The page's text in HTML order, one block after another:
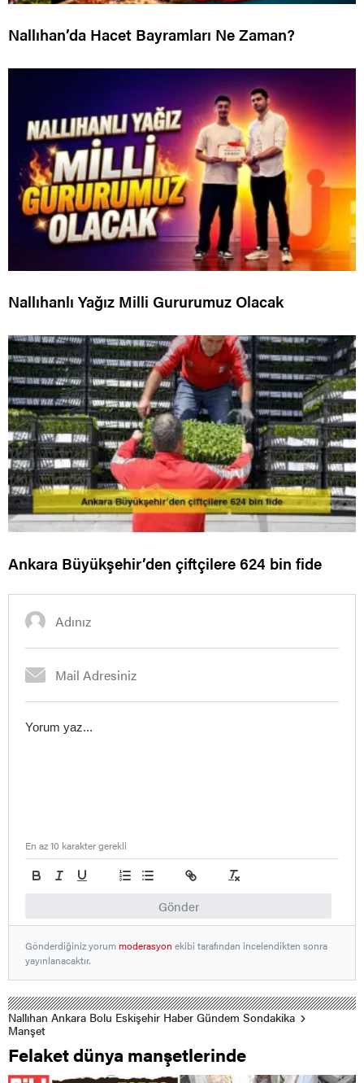
Nallıhan’da Hacet Bayramları Ne Zaman?
Nallıhanlı Yağız Milli Gururumuz Olacak
Ankara Büyükşehir’den çiftçilere 624 bin fide
Gönder
En az 10 karakter gerekli
Gönderdiğiniz yorummoderasyon ekibi tarafından incelendikten sonra
yayınlanacaktır.
Nallıhan Ankara Bolu Eskişehir Haber Gündem Sondakika
Manşet
Felaket dünya manşetlerinde